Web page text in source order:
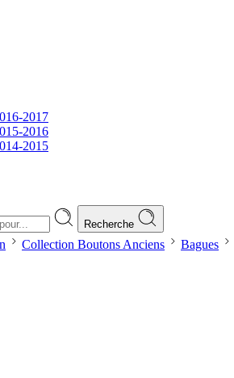
2017
2016
2015
Recherche
Collection Boutons Anciens Bagues